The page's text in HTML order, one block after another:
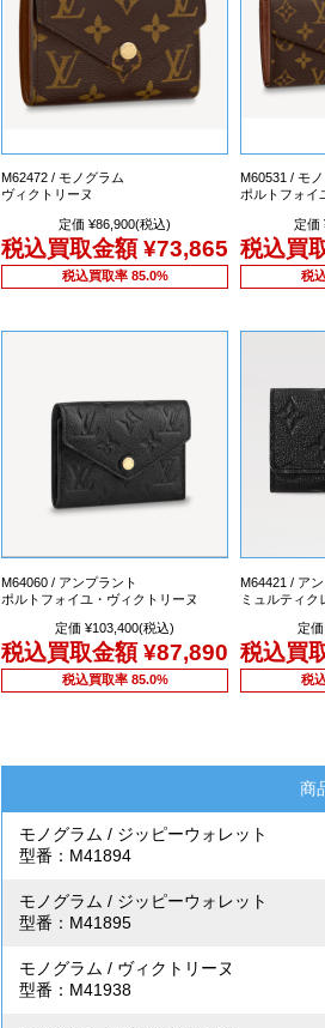
M62472 / モノグラム
ヴィクトリーヌ
定価 ¥86,900(税込)
税込買取金額¥73,865
税込買取率 85.0%
M60531 / モ
ポルトフォイ
定価
税込買
税
M64060 / アンプラント
ポルトフォイユ・ヴィクトリーヌ
定価 ¥103,400(税込)
税込買取金額¥87,890
税込買取率 85.0%
M64421 / ア
ミュルティク
定
税込買
税
商
モノグラム / ジッピーウォレット
型番：M41894
モノグラム / ジッピーウォレット
型番：M41895
モノグラム / ヴィクトリーヌ
型番：M41938